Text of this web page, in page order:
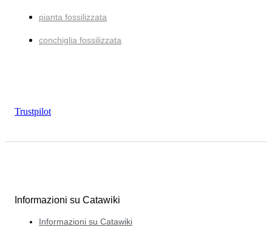
pianta fossilizzata
conchiglia fossilizzata
Trustpilot
Informazioni su Catawiki
Informazioni su Catawiki